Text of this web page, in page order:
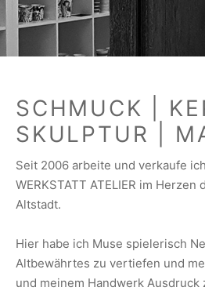
SCHMUCK |
SKULPTUR |
Seit 2006 arbeite und verkaufe
WERKSTATT ATELIER im
Altstadt.
Hier habe ich Muse spielerisch
Altbewährtes zu vertiefen und
und meinem Handwerk Ausdruck